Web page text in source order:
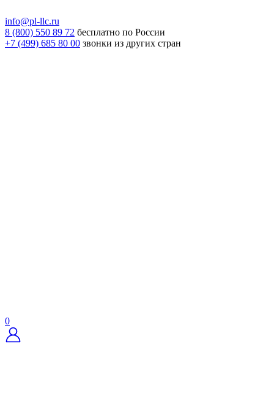
info@pl-llc.ru
8 (800) 550 89 72 бесплатно по России
+7 (499) 685 80 00 звонки из других стран
0